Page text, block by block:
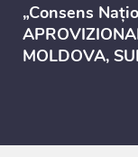
„Consens
MOLDOVA,